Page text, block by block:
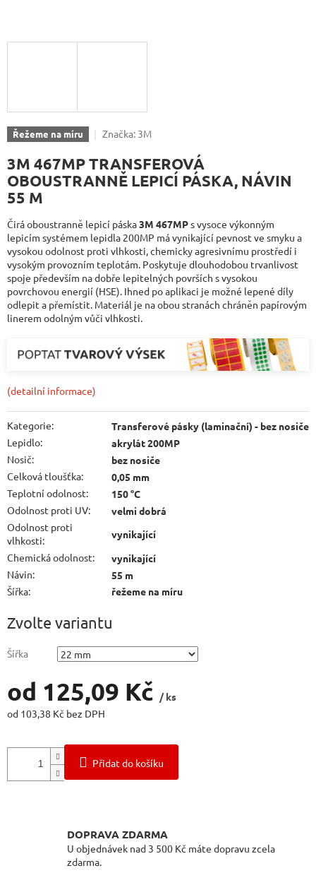
Řežeme na míru Značka: 3M
3M 467MP TRANSFEROVÁ
OBOUSTRANNĚ LEPICÍ PÁSKA, NÁVIN
55 M
Čirá oboustranně lepicí páska3M 467MPs vysoce výkonným
lepicím systémem lepidla 200MP má vynikající pevnost ve smyku a
vysokou odolnost proti vlhkosti, chemicky agresivnímu prostředí i
vysokým provozním teplotám. Poskytuje dlouhodobou trvanlivost
spoje především na dobře lepitelných površích s vysokou
povrchovou energií (HSE). Ihned po aplikaci je možné lepené díly
odlepit a přemístit. Materiál je na obou stranách chráněn papírovým
linerem odolným vůči vlhkosti.
(detailní informace)
Kategorie:
Transferové pásky (laminační) - bez nosiče
Lepidlo:
akrylát 200MP
Nosič:
bez nosiče
Celková tloušťka:
0,05 mm
Teplotní odolnost:
150 °C
Odolnost proti UV:
velmi dobrá
Odolnost proti
vlhkosti:
vynikající
Chemická odolnost:
vynikající
Návin:
55 m
Šířka: řežeme na míru
Zvolte variantu
Šířka
od 125,09 Kč / ks
od 103,38 Kč bez DPH
cena:
Přidat do košíku
DOPRAVA ZDARMA
U objednávek nad 3 500 Kč máte dopravu zcela
zdarma.